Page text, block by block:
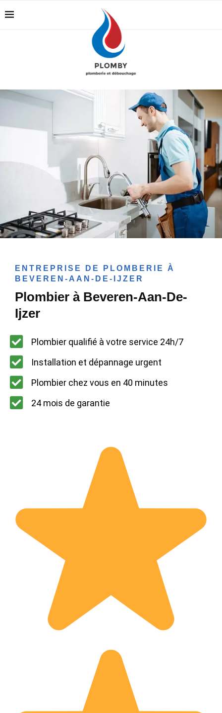
ENTREPRISE DE PLOMBERIE À
BEVEREN-AAN-DE-IJZER
Plombier à Beveren-Aan-De-
Ijzer
Plombier qualifié à votre service 24h/7
Installation et dépannage urgent
Plombier chez vous en 40 minutes
24 mois de garantie